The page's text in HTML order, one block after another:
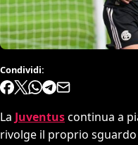
Condividi:
La Juventuscontinua a
rivolge il proprio